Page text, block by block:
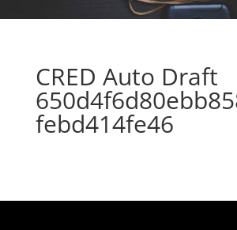
CRED Auto Draft
febd414fe46